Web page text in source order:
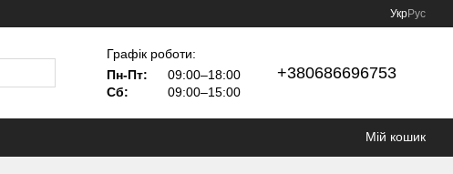
УкрРус
Графік роботи:
Пн-Пт:
09:00–18:00
Сб:
09:00–15:00
+380686696753
Мій кошик